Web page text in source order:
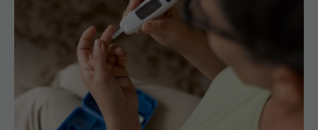
Tot ce trebuie să știi despre glucoză. Ce se
întâmplă când crește prea mult și ce complicații
poate da